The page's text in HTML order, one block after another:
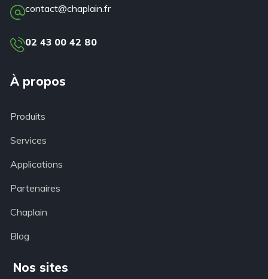
contact@chaplain.fr
02 43 00 42 80
À propos
Produits
Services
Applications
Partenaires
Chaplain
Blog
Nos sites